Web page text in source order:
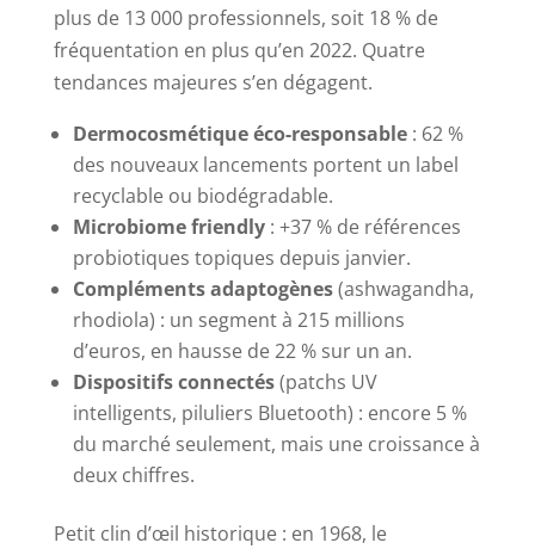
plus de 13 000 professionnels, soit 18 % de
fréquentation en plus qu’en 2022. Quatre
tendances majeures s’en dégagent.
Dermocosmétique éco-responsable: 62 %
des nouveaux lancements portent un label
recyclable ou biodégradable.
Microbiome friendly: +37 % de références
probiotiques topiques depuis janvier.
Compléments adaptogènes(ashwagandha,
rhodiola) : un segment à 215 millions
d’euros, en hausse de 22 % sur un an.
Dispositifs connectés(patchs UV
intelligents, piluliers Bluetooth) : encore 5 %
du marché seulement, mais une croissance à
deux chiffres.
Petit clin d’œil historique : en 1968, le